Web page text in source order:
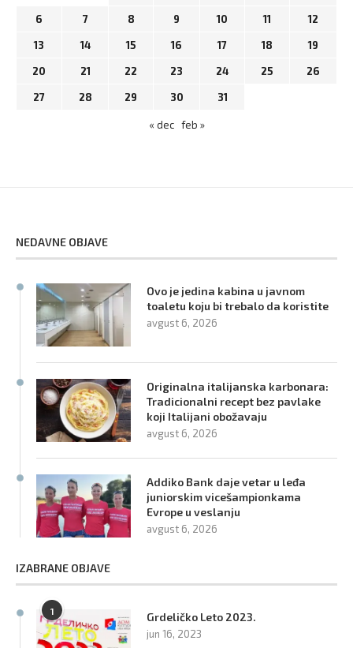
6 7 8 9 10 11 12
13 14 15 16 17 18 19
20 21 22 23 24 25 26
27 28 29 30 31
« dec feb »
NEDAVNE OBJAVE
Ovo je jedina kabina u javnom
toaletu koju bi trebalo da koristite
avgust 6, 2026
Originalna italijanska karbonara:
Tradicionalni recept bez pavlake
koji Italijani obožavaju
avgust 6, 2026
Addiko Bank daje vetar u leđa
juniorskim vicešampionkama
Evrope u veslanju
avgust 6, 2026
IZABRANE OBJAVE
1 Grdeličko Leto 2023.
jun 16, 2023